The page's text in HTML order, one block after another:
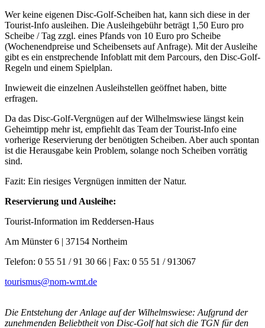
Wer keine eigenen Disc-Golf-Scheiben hat, kann sich diese in der
Tourist-Info ausleihen. Die Ausleihgebühr beträgt 1,50 Euro pro
Scheibe / Tag zzgl. eines Pfands von 10 Euro pro Scheibe
(Wochenendpreise und Scheibensets auf Anfrage). Mit der Ausleihe
gibt es ein enstprechende Infoblatt mit dem Parcours, den Disc-Golf-
Regeln und einem Spielplan.
Inwieweit die einzelnen Ausleihstellen geöffnet haben, bitte
erfragen.
Da das Disc-Golf-Vergnügen auf der Wilhelmswiese längst kein
Geheimtipp mehr ist, empfiehlt das Team der Tourist-Info eine
vorherige Reservierung der benötigten Scheiben. Aber auch spontan
ist die Herausgabe kein Problem, solange noch Scheiben vorrätig
sind.
Fazit: Ein riesiges Vergnügen inmitten der Natur.
Reservierung und Ausleihe:
Tourist-Information im Reddersen-Haus
Am Münster 6 | 37154 Northeim
Telefon: 0 55 51 / 91 30 66 | Fax: 0 55 51 / 913067
tourismus@nom-wmt.de
Die Entstehung der Anlage auf der Wilhelmswiese: Aufgrund der
zunehmenden Beliebtheit von Disc-Golf hat sich die TGN für den